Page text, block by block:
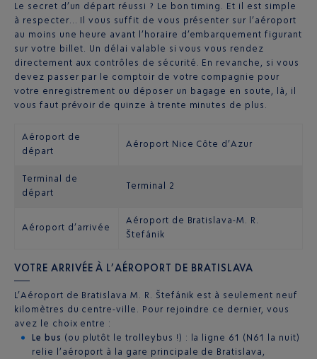
Le secret d’un départ réussi ? Le bon timing. Et il est simple
à respecter… Il vous suffit de vous présenter sur l’aéroport
au moins une heure avant l’horaire d’embarquement figurant
sur votre billet. Un délai valable si vous vous rendez
directement aux contrôles de sécurité. En revanche, si vous
devez passer par le comptoir de votre compagnie pour
votre enregistrement ou déposer un bagage en soute, là, il
vous faut prévoir de quinze à trente minutes de plus.
Aéroport de
départ
Aéroport Nice Côte d’Azur
Terminal de
départ
Terminal 2
Aéroport d’arrivée
Aéroport de Bratislava-M. R.
Štefánik
VOTRE ARRIVÉE À L’AÉROPORT DE BRATISLAVA
L’Aéroport de Bratislava M. R. Štefánik est à seulement neuf
kilomètres du centre-ville. Pour rejoindre ce dernier, vous
avez le choix entre :
Le bus (ou plutôt le trolleybus !) : la ligne 61 (N61 la nuit)
relie l’aéroport à la gare principale de Bratislava,